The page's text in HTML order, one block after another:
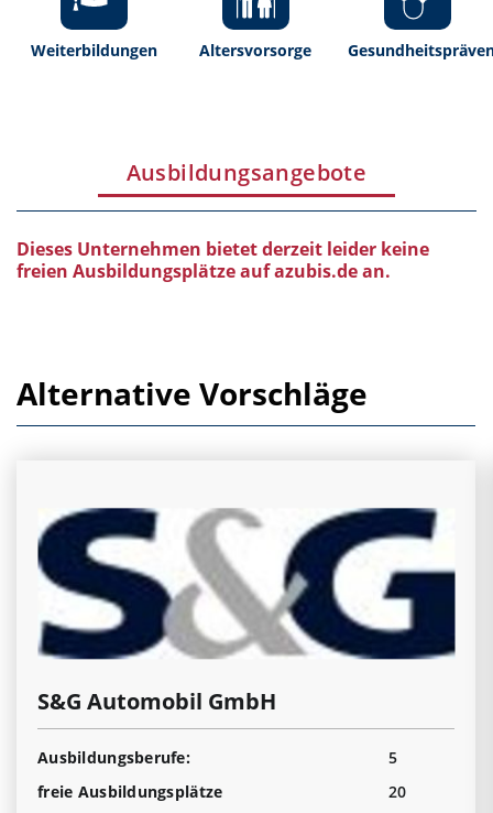
Weiterbildungen Altersvorsorge
Ausbildungsangebote
Dieses Unternehmen bietet derzeit leider keine
freien Ausbildungsplätze auf azubis.de an.
Alternative Vorschläge
S&G Automobil GmbH
Ausbildungsberufe:
5
freie Ausbildungsplätze
20